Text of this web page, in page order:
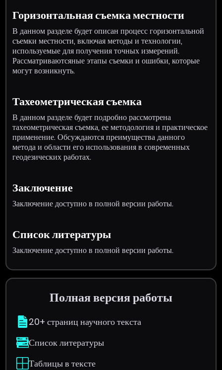
Горизонтальная съемка местности
В данном разделе будет описан процесс горизонтальной
съемки местности, включая методы и технологии,
используемые для получения точных измерений.
Рассматриваютсяные этапы съемки и ошибки, которые
могут возникнуть.
Тахеометрическая съемка
В данном разделе будет подробно рассмотрена
тахеометрическая съемка, ее методология и практическое
применение. Обсуждаются преимущества данного
метода и области его использования в современных
геодезических работах.
Заключение
Заключение доступно в полной версии работы.
Список литературы
Заключение доступно в полной версии работы.
Полная версия работы
20+ страниц научного текста
Список литературы
Таблицы в тексте